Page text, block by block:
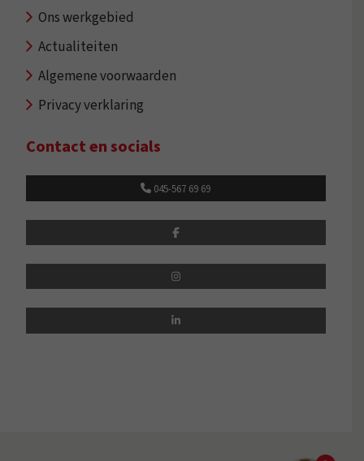
Ons werkgebied
Actualiteiten
Algemene voorwaarden
Privacy verklaring
Contact en socials
045-567 69 69